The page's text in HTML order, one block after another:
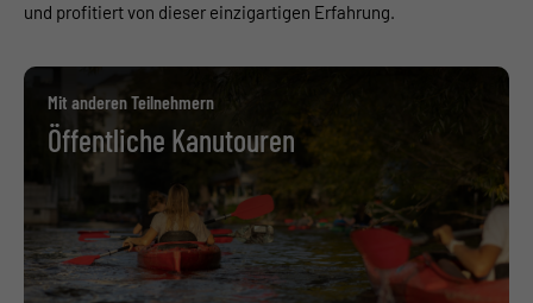
und profitiert von dieser einzigartigen Erfahrung.
Mit anderen Teilnehmern
Öffentliche Kanutouren